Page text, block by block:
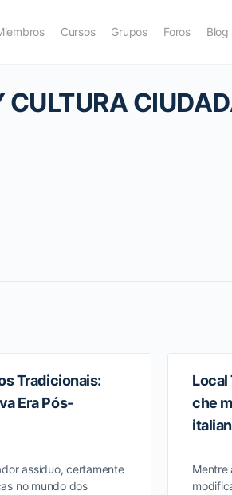
Cursos Grupos Foros Blog
CULTURA
Tradicionais:
Era Pós-
assíduo, certamente
no mundo dos
Local
che
Mentre